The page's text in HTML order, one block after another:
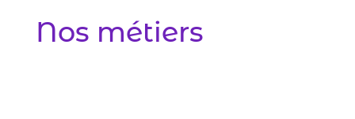
Nos métiers